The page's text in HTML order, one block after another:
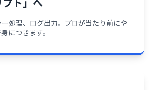
処理、ログ出力。プロが当たり前にや
につきます。